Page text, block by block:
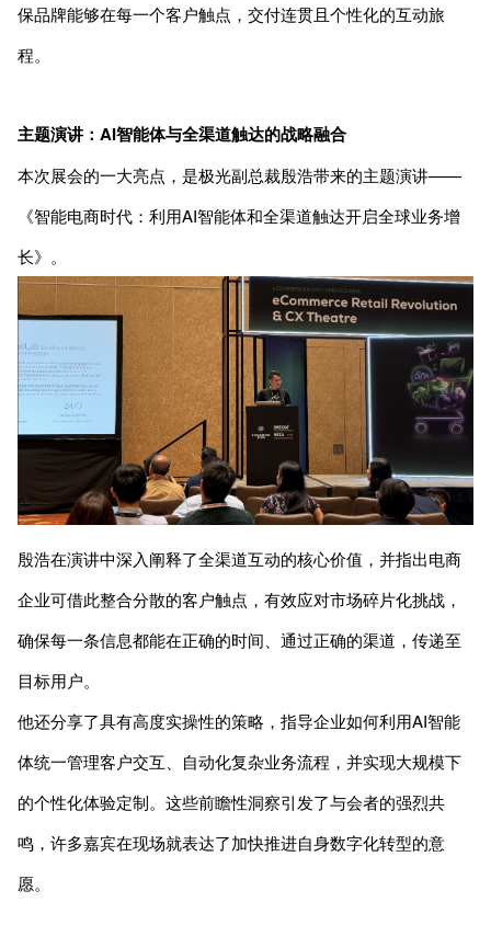
保品牌能够在每一个客户触点，交付连贯且个性化的互动旅
程。
主题演讲：AI智能体与全渠道触达的战略融合
本次展会的一大亮点，是极光副总裁殷浩带来的主题演讲——
《智能电商时代：利用AI智能体和全渠道触达开启全球业务增
长》。
殷浩在演讲中深入阐释了全渠道互动的核心价值，并指出电商
企业可借此整合分散的客户触点，有效应对市场碎片化挑战，
确保每一条信息都能在正确的时间、通过正确的渠道，传递至
目标用户。
他还分享了具有高度实操性的策略，指导企业如何利用AI智能
体统一管理客户交互、自动化复杂业务流程，并实现大规模下
的个性化体验定制。这些前瞻性洞察引发了与会者的强烈共
鸣，许多嘉宾在现场就表达了加快推进自身数字化转型的意
愿。